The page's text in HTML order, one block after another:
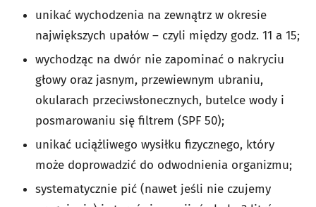
unikać wychodzenia na zewnątrz w okresie
największych upałów – czyli między godz. 11 a 15;
wychodząc na dwór nie zapominać o nakryciu
głowy oraz jasnym, przewiewnym ubraniu,
okularach przeciwsłonecznych, butelce wody i
posmarowaniu się filtrem (SPF 50);
unikać uciążliwego wysiłku fizycznego, który
może doprowadzić do odwodnienia organizmu;
systematycznie pić (nawet jeśli nie czujemy